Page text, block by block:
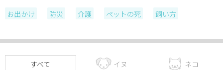
お出かけ
防災 介護 ペットの死 飼い方
すべて イヌ ネコ